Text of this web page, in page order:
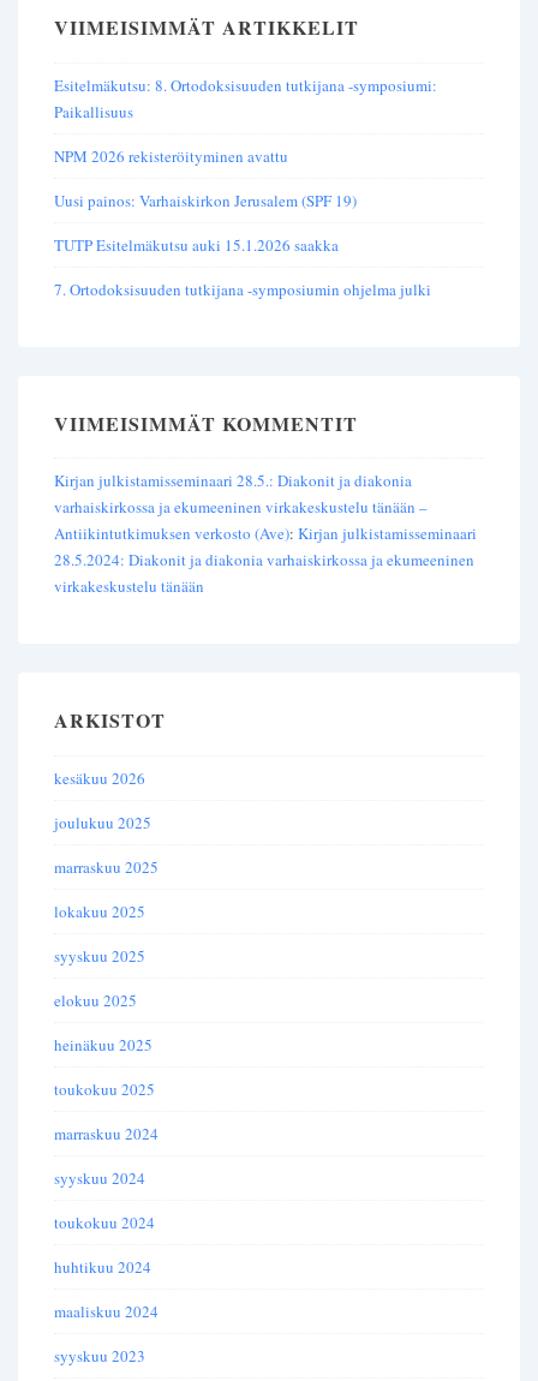
VIIMEISIMMÄT ARTIKKELIT
Esitelmäkutsu: 8. Ortodoksisuuden tutkijana -symposiumi:
Paikallisuus
NPM 2026 rekisteröityminen avattu
Uusi painos: Varhaiskirkon Jerusalem (SPF 19)
TUTP Esitelmäkutsu auki 15.1.2026 saakka
7. Ortodoksisuuden tutkijana -symposiumin ohjelma julki
VIIMEISIMMÄT KOMMENTIT
Kirjan julkistamisseminaari 28.5.: Diakonit ja diakonia
varhaiskirkossa ja ekumeeninen virkakeskustelu tänään –
Antiikintutkimuksen verkosto (Ave): Kirjan julkistamisseminaari
28.5.2024: Diakonit ja diakonia varhaiskirkossa ja ekumeeninen
virkakeskustelu tänään
ARKISTOT
kesäkuu 2026
joulukuu 2025
marraskuu 2025
lokakuu 2025
syyskuu 2025
elokuu 2025
heinäkuu 2025
toukokuu 2025
marraskuu 2024
syyskuu 2024
toukokuu 2024
huhtikuu 2024
maaliskuu 2024
syyskuu 2023